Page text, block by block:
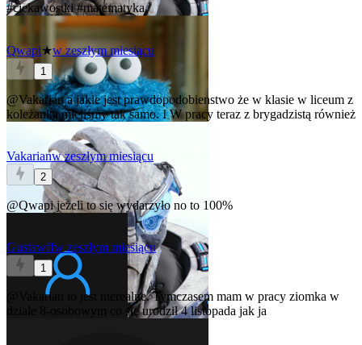
#ciekawostki #matematyka
Qwapi★w zeszłym miesiącu
1
@Vakariana jakie jest prawdopodobienstwo że w klasie w liceum z
koleżanką mieliśmy tak samo. I W pracy teraz z brygadzistą również
Vakarianw zeszłym miesiącu
2
@Qwapijeżeli to się wydarzyło no to 100%
Gustawffw zeszłym miesiącu
1
@Vakarian
to jest nierealne. Tymczasem mam w pracy ziomka w
dziale 8-osobowym co się urodził 4 listopada jak ja